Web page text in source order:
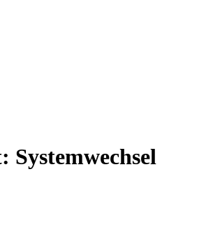
Systemwechsel